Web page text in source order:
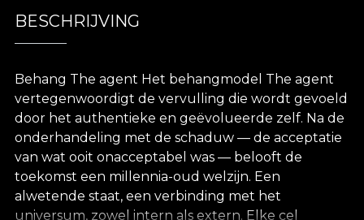
BESCHRIJVING
Behang The agent Het behangmodel The agent
vertegenwoordigt de vervulling die wordt gevoeld
door het authentieke en geëvolueerde zelf. Na de
onderhandeling met de schaduw — de acceptatie
van wat ooit onacceptabel was — belooft de
toekomst een millennia-oud welzijn. Een
alwetende staat, een verbinding met het
universum, zowel intern als extern. Elke cel